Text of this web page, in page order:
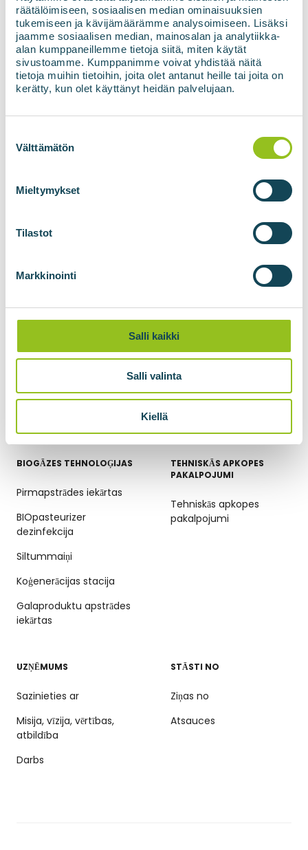
räätälöimiseen, sosiaalisen median ominaisuuksien
tukemiseen ja kävijämäärämme analysoimiseen. Lisäksi
jaamme sosiaalisen median, mainosalan ja analytiikka-
alan kumppaneillemme tietoja siitä, miten käytät
sivustoamme. Kumppanimme voivat yhdistää näitä
tietoja muihin tietoihin, joita olet antanut heille tai joita on
kerätty, kun olet käyttänyt heidän palvelujaan.
valinta
Välttämätön
Mieltymykset
Tilastot
Markkinointi
Salli kaikki
Salli valinta
Kiellä
Abonēt jaunumus
BIOGĀZES RAŽOTNES
BIOupgrade gāzes
savienojuma konteiners
Gāzes kompresija
Biometāna sašķidrināšana
BIOšķidrinātājs oglekļa
BIOGĀZES TEHNOLOĢIJAS
Pirmapstrādes iekārtas
BIOpasteurizer
dezinfekcija
Siltummaiņi
Koģenerācijas stacija
Galaproduktu apstrādes
iekārtas
TEHNISKĀS APKOPES
PAKALPOJUMI
Tehniskās apkopes
pakalpojumi
UZŅĒMUMS
Sazinieties ar
Misija, vīzija, vērtības,
atbildība
Darbs
STĀSTI NO
Ziņas no
Atsauces